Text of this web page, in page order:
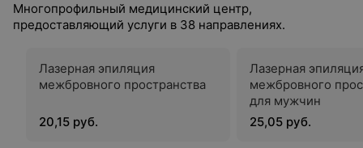
Многопрофильный медицинский центр,
предоставляющий услуги в 38 направлениях.
Лазерная эпиляция
межбровного пространства
20,15 руб.
Лазерная
межбровного
для мужчин
25,05 руб.